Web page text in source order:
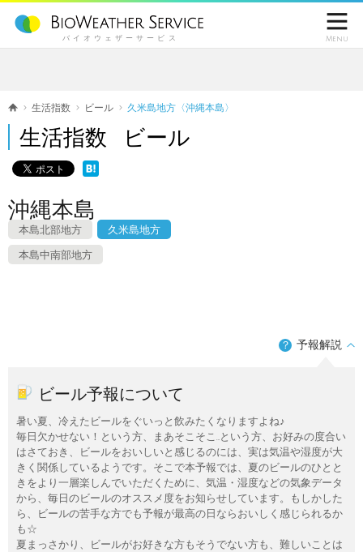
バイオウェザーサービス

Menu
生活指数 ビール 久米島地方〈沖縄本島〉
生活指数 ビール
沖縄本島
本島北部地方 久米島地方
本島中南部地方
？ 予報解説
ビール予報について
暑い夏、冷えたビールをぐいっと飲みたくなりますよね♪
毎日欠かせない！という方、まあそこそこ…という方、お好みの度合い
はさておき、ビールをおいしいと感じるのには、実は気温や湿度が大
きく関係しているようです。そこで本予報では、夏のビールのひとと
きをより一層楽しんでいただくために、気温・湿度などの気象データ
から、毎日のビールのオススメ度をお知らせしています。もしかした
ら、ビールの苦手な方でも予報が最高の日ならおいしく感じられるか
も☆
夏まっさかり、ビールがお好きな方もそうでない方も、難しいことは